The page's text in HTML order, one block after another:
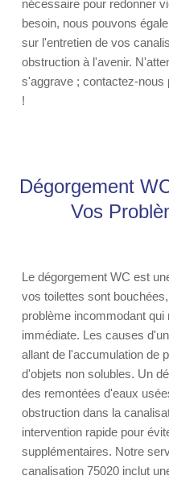
nécessaire pour redonner
besoin, nous pouvons
sur l'entretien de vos
obstruction à l'avenir.
s'aggrave ; contactez-nous
!
Dégorgement
Vos
Le dégorgement WC est
vos toilettes sont
problème incommodant
immédiate. Les causes
allant de l'accumulation de
d'objets non solubles. Un
des remontées d'eaux
obstruction dans la
intervention rapide pour
supplémentaires. Notre
canalisation 75020 inclut